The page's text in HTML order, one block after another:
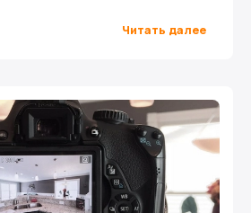
Читать далее